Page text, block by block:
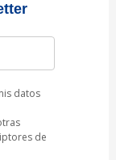
datos
de